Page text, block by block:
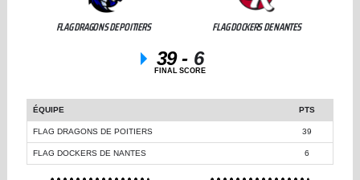
FLAG DRAGONS DE POITIERS FLAG DOCKERS DE NANTES
39- 6
FINAL SCORE
ÉQUIPE PTS
FLAG DRAGONS DE POITIERS 39
FLAG DOCKERS DE NANTES 6